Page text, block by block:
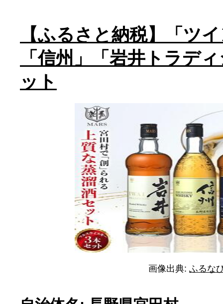
【ふるさと納税】「ツ
「信州」「岩井トラデ
ット
画像出典: ふるな